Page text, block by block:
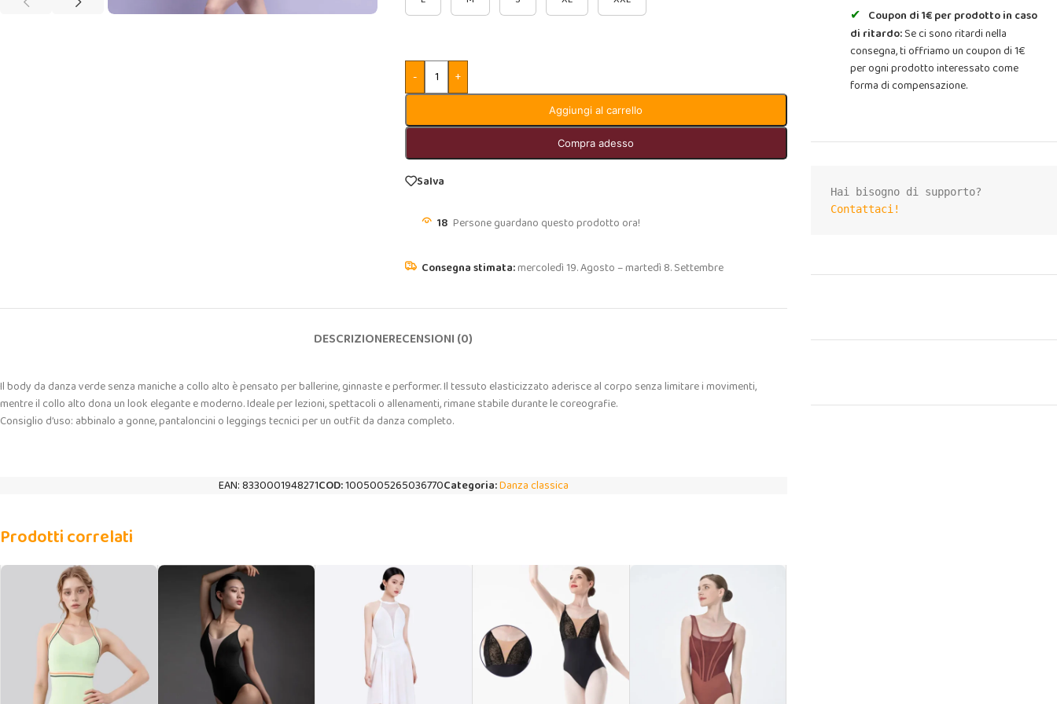
- +
Aggiungi al carrello
Compra adesso
Salva
18 Persone guardano questo prodotto ora!
mercoledì 19. Agosto – martedì 8. Settembre
DESCRIZIONERECENSIONI (0)
Il body da danza verde senza maniche a collo alto è pensato per ballerine, ginnaste e performer. Il tessuto elasticizzato aderisce al corpo senza limitare i movimenti,
mentre il collo alto dona un look elegante e moderno. Ideale per lezioni, spettacoli o allenamenti, rimane stabile durante le coreografie.
Consiglio d’uso: abbinalo a gonne, pantaloncini o leggings tecnici per un outfit da danza completo.
EAN:8330001948271COD:1005005265036770Categoria:Danza classica
Prodotti correlati
Coupon di 1€ per prodotto in caso
di ritardo:Se ci sono ritardi nella
consegna, ti offriamo un coupon di 1€
per ogni prodotto interessato come
forma di compensazione.
Contattaci!